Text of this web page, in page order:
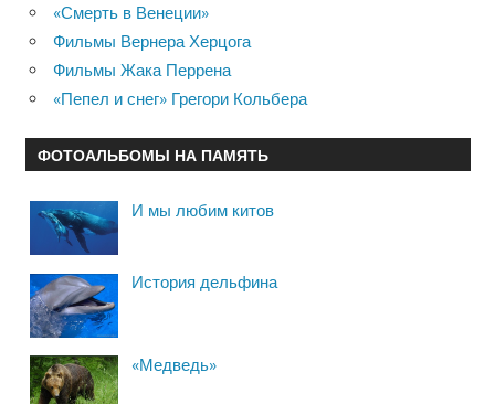
«Смерть в Венеции»
Фильмы Вернера Херцога
Фильмы Жака Перрена
«Пепел и снег» Грегори Кольбера
ФОТОАЛЬБОМЫ НА ПАМЯТЬ
И мы любим китов
История дельфина
«Медведь»